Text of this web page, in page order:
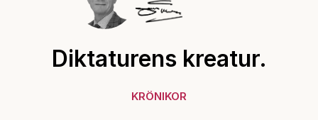
Diktaturens kreatur.
KRÖNIKOR